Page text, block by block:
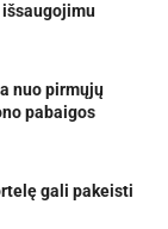
išsaugojimu
nuo pirmųjų
pabaigos
gali pakeisti